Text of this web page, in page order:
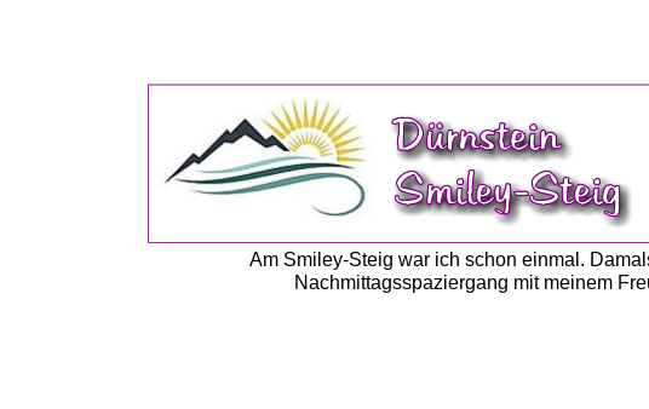
Am Smiley-Steig war ich schon einmal.
Nachmittagsspaziergang mit meinem